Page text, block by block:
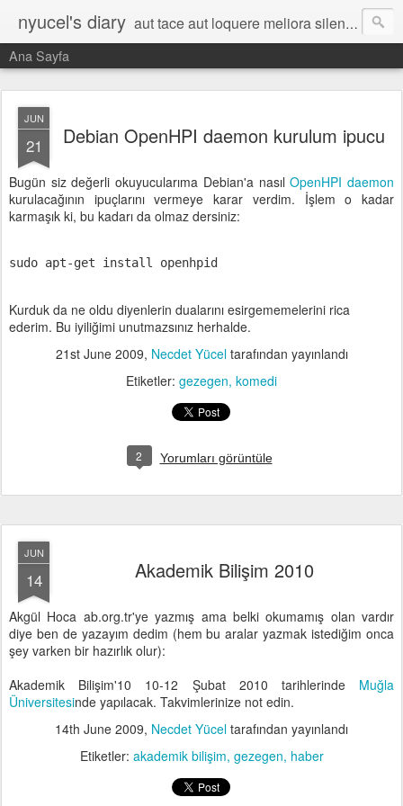
nyucel's diary aut tace aut loquere meliora silentio
Ana Sayfa
JUN
21 Debian OpenHPI daemon kurulum ipucu
Bugün siz değerli okuyucularıma Debian'a nasılOpenHPI daemon
kurulacağının ipuçlarını vermeye karar verdim. İşlem o kadar
karmaşık ki, bu kadarı da olmaz dersiniz:
sudo apt-get install openhpid
Kurduk da ne oldu diyenlerin dualarını esirgememelerini rica
ederim. Bu iyiliğimi unutmazsınız herhalde.
21st June 2009, Necdet Yüceltarafından yayınlandı
Etiketler: gezegen komedi
2 Yorumları görüntüle
JUN
14 Akademik Bilişim 2010
Akgül Hoca ab.org.tr'ye yazmış ama belki okumamış olan vardır
diye ben de yazayım dedim (hem bu aralar yazmak istediğim onca
şey varken bir hazırlık olur):
Akademik Bilişim'10 10-12 Şubat 2010 tarihlerinde Muğla
Üniversitesinde yapılacak. Takvimlerinize not edin.
14th June 2009, Necdet Yücel tarafından yayınlandı
Etiketler: akademik bilişim gezegen haber